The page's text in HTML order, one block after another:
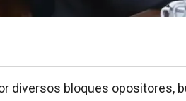
diversos bloques opositores,